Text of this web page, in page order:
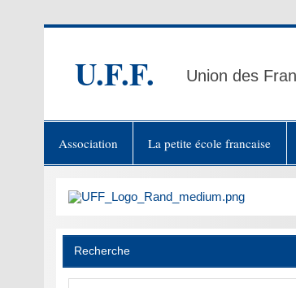
U.F.F. Union des
Association La petite école francaise
Recherche